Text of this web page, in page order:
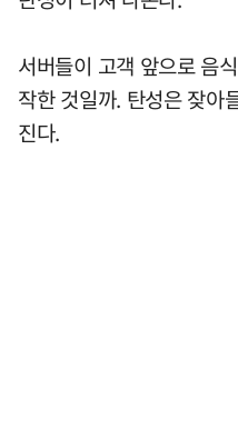
서버들이 고객 앞으로 음
작한 것일까. 탄성은 잦아
진다.